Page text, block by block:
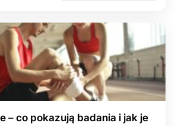
– co pokazują badania i jak je